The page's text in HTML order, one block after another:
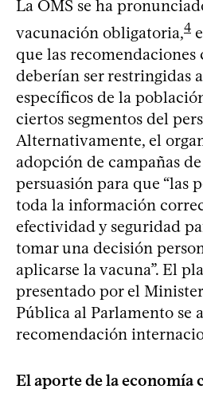
La OMS se ha
vacunación obligatoria,4
que las recomendaciones
deberían ser restringidas
específicos de la
ciertos segmentos del
Alternativamente, el
adopción de campañas
persuasión para que “las
toda la información
efectividad y seguridad
tomar una decisión
aplicarse la vacuna”. El
presentado por el
Pública al Parlamento se
recomendación
El aporte de la economía